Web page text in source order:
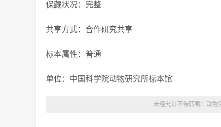
保藏状况：完整
共享方式：合作研究共享
标本属性：普通
单位：中国科学院动物研究所标本馆
未经允许不得转载： 动物